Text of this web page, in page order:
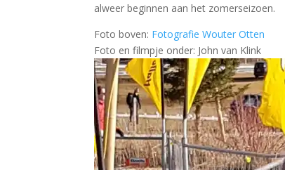
alweer beginnen aan het zomerseizoen.
Foto boven: Fotografie Wouter Otten
Foto en filmpje onder: John van Klink